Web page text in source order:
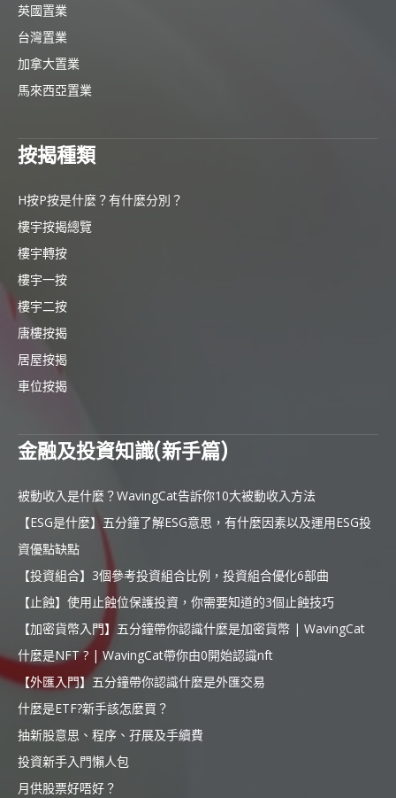
英國置業
台灣置業
加拿大置業
馬來西亞置業
按揭種類
H按P按是什麼？有什麼分別？
樓宇按揭總覽
樓宇轉按
樓宇一按
樓宇二按
唐樓按揭
居屋按揭
車位按揭
金融及投資知識(新手篇)
被動收入是什麼？WavingCat告訴你10大被動收入方法
【ESG是什麼】五分鐘了解ESG意思，有什麼因素以及運用ESG投
資優點缺點
【投資組合】3個參考投資組合比例，投資組合優化6部曲
【止蝕】使用止蝕位保護投資，你需要知道的3個止蝕技巧
【加密貨幣入門】五分鐘帶你認識什麼是加密貨幣 | WavingCat
什麼是NFT ? | WavingCat帶你由0開始認識nft
【外匯入門】五分鐘帶你認識什麼是外匯交易
什麼是ETF?新手該怎麼買？
抽新股意思、程序、孖展及手續費
投資新手入門懶人包
月供股票好唔好？